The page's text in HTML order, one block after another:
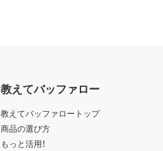
教えてバッファロー
教えてバッファロートップ
商品の選び方
もっと活用！